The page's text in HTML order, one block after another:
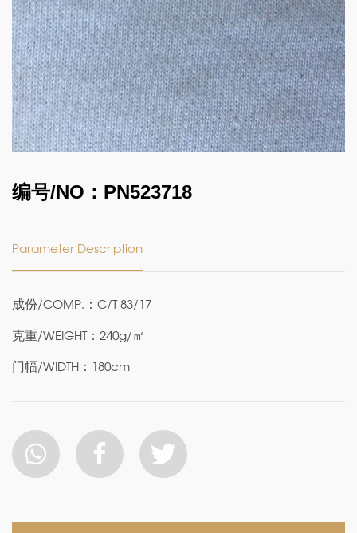
编号/NO：PN523718
Parameter Description
成份/COMP.：C/T 83/17
克重/WEIGHT：240g/㎡
门幅/WIDTH：180cm